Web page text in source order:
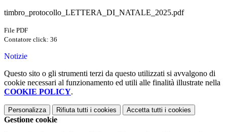
timbro_protocollo_LETTERA_DI_NATALE_2025.pdf
File PDF
Contatore click: 36
Notizie
Questo sito o gli strumenti terzi da questo utilizzati si avvalgono di
cookie necessari al funzionamento ed utili alle finalità illustrate nella
COOKIE POLICY.
Personalizza Rifiuta tutti i cookies Accetta tutti i cookies
Gestione cookie